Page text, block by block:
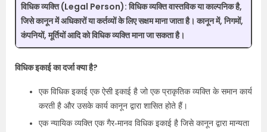
विधिक व्यक्ति (Legal Person):विधिक व्यक्ति वास्तविक या काल्पनिक है,
जिसे कानून में अधिकारों या कर्तव्यों के लिए सक्षम माना जाता है। कानून में, निगमों,
कंपनियों, मूर्तियों आदि को विधिक व्यक्ति माना जा सकता है।
विधिक इकाई का दर्जा क्या है?
एक विधिक इकाई एक ऐसी इकाई है जो एक प्राकृतिक व्यक्ति के समान कार्य
करती है और उसके कार्य कानून द्वारा शासित होते हैं।
एक न्यायिक व्यक्ति एक गैर-मानव विधिक इकाई है जिसे कानून द्वारा मान्यता